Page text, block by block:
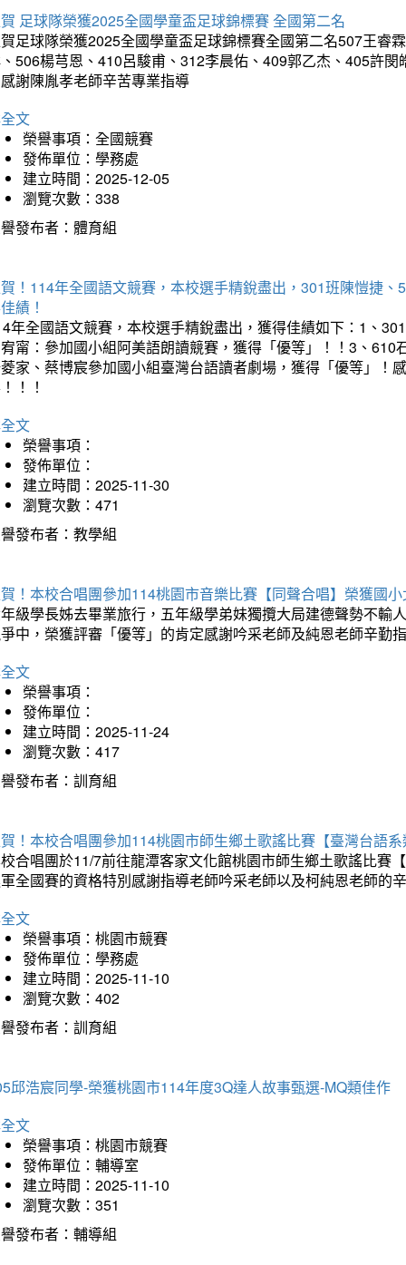
足球隊榮獲2025全國學童盃足球錦標賽 全國第二名
足球隊榮獲2025全國學童盃足球錦標賽全國第二名507王睿
506楊芎恩、410呂駿甫、312李晨佑、409郭乙杰、405許
謝陳胤孝老師辛苦專業指導
文
榮譽事項：全國競賽
發佈單位：學務處
建立時間：2025-12-05
瀏覽次數：338
發布者：體育組
！114年全國語文競賽，本校選手精銳盡出，301班陳愷捷
績！
年全國語文競賽，本校選手精銳盡出，獲得佳績如下：1、
甯：參加國小組阿美語朗讀競賽，獲得「優等」！！3、
家、蔡博宸參加國小組臺灣台語讀者劇場，獲得「優等」！
！！
文
榮譽事項：
發佈單位：
建立時間：2025-11-30
瀏覽次數：471
發布者：教學組
！本校合唱團參加114桃園市音樂比賽【同聲合唱】榮獲國
級學長姊去畢業旅行，五年級學弟妹獨攬大局建德聲勢不輸
中，榮獲評審「優等」的肯定感謝吟采老師及純恩老師辛勤
文
榮譽事項：
發佈單位：
建立時間：2025-11-24
瀏覽次數：417
發布者：訓育組
！本校合唱團參加114桃園市師生鄉土歌謠比賽【臺灣台語
合唱團於11/7前往龍潭客家文化館桃園市師生鄉土歌謠比賽
全國賽的資格特別感謝指導老師吟采老師以及柯純恩老師的
文
榮譽事項：桃園市競賽
發佈單位：學務處
建立時間：2025-11-10
瀏覽次數：402
發布者：訓育組
邱浩宸同學-榮獲桃園市114年度3Q達人故事甄選-MQ類佳作
文
榮譽事項：桃園市競賽
發佈單位：輔導室
建立時間：2025-11-10
瀏覽次數：351
發布者：輔導組